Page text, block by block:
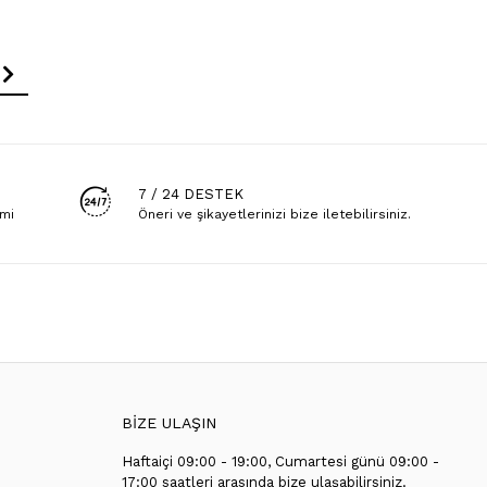
7 / 24 DESTEK
Öneri ve şikayetlerinizi bize iletebilirsiniz.
BİZE ULAŞIN
Haftaiçi 09:00 - 19:00, Cumartesi günü 09:00 -
17:00 saatleri arasında bize ulaşabilirsiniz.